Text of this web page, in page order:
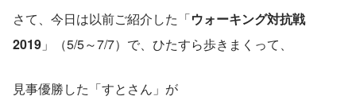
さて、今日は以前ご紹介した「ウォーキング対抗戦
2019 」（5/5～7/7）で、ひたすら歩きまくって、
見事優勝した「すとさん」が